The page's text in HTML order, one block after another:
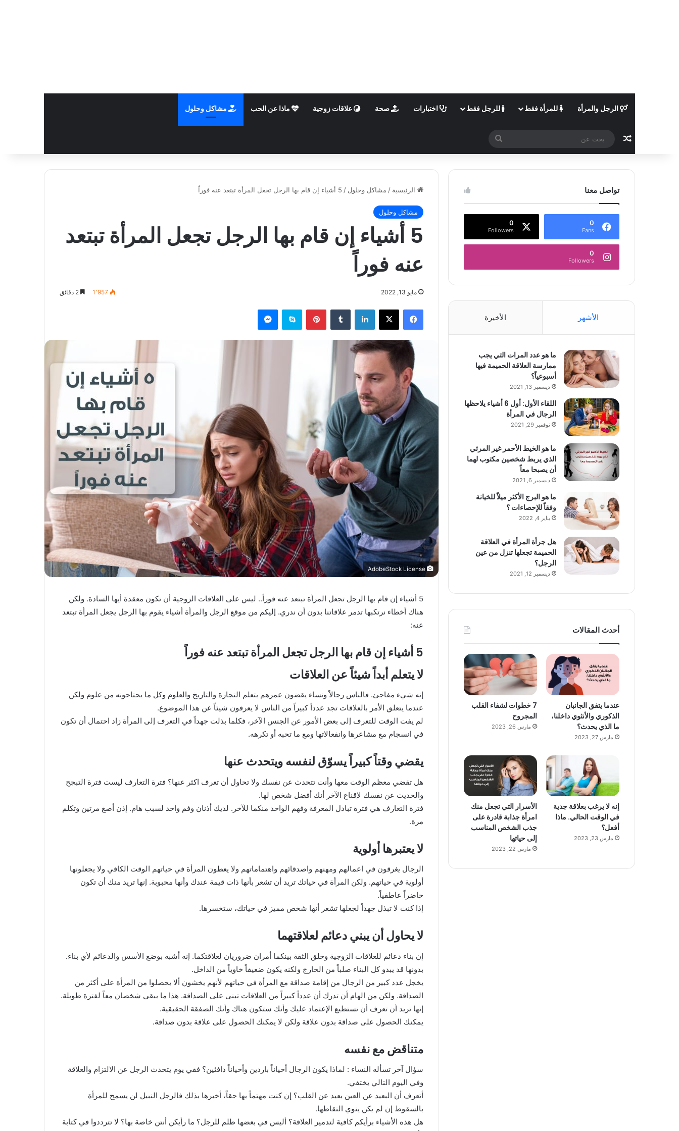
الرجل والمرأة للمرأة فقط للرجل فقط اختبارات صحة علاقات زوجية ماذا عن الحب مشاكل وحلول
مقال عشوائي
بحث
عن
الرئيسية / مشاكل وحلول / 5 أشياء إن قام بها الرجل تجعل المرأة تبتعد عنه فوراً
مشاكل وحلول
5 أشياء إن قام بها الرجل تجعل المرأة تبتعد
عنه فوراً
مايو 13, 2022 1٬957
فيسبوك X لينكدإن بينتيريستسكايب ماسنجر
5 أشياء إن قام بها الرجل تجعل المرأة تبتعد عنه فوراً.. ليس على العلاقات الزوجية أن تكون معقدة أيها السادة. ولكن
هناك أخطاء نرتكبها تدمر علاقاتنا بدون أن ندري. إليكم من موقع الرجل والمرأة أشياء يقوم بها الرجل يجعل المرأة تبتعد
عنه:
5 أشياء إن قام بها الرجل تجعل المرأة تبتعد عنه فوراً
لا يتعلم أبداً شيئاً عن العلاقات
إنه شيء مفاجئ. فالناس رجالاً ونساء يقضون عمرهم بتعلم التجارة والتاريخ والعلوم وكل ما يحتاجونه من علوم ولكن
عندما يتعلق الأمر بالعلاقات تجد عدداً كبيراً من الناس لا يعرفون شيئاً عن هذا الموضوع.
لم يفت الوقت للتعرف إلى بعض الأمور عن الجنس الآخر، فكلما بذلت جهداً في التعرف إلى المرأة زاد احتمال أن تكون
في انسجام مع مشاعرها وانفعالاتها ومع ما تحبه أو تكرهه.
يقضي وقتاً كبيراً يسوّق لنفسه ويتحدث عنها
هل تقضي معظم الوقت معها وأنت تتحدث عن نفسك ولا تحاول أن تعرف اكثر عنها؟ فترة التعارف ليست فترة التبجح
والحديث عن نفسك لإقناع الآخر أنك أفضل شخص لها.
فترة التعارف هي فترة تبادل المعرفة وفهم الواحد منكما للآخر. لديك أذنان وفم واحد لسبب هام. إذن أصغ مرتين وتكلم
مرة.
لا يعتبرها أولوية
الرجال يغرقون في اعمالهم ومهنهم واصدقائهم واهتماماتهم ولا يعطون المرأة في حياتهم الوقت الكافي ولا يجعلونها
أولوية في حياتهم. ولكن المرأة في حياتك تريد أن تشعر بأنها ذات قيمة عندك وأنها محبوبة. إنها تريد منك أن تكون
حاضراً عاطفياً.
إذا كنت لا تبذل جهداً لجعلها تشعر أنها شخص مميز في حياتك، ستخسرها.
لا يحاول أن يبني دعائم لعلاقتهما
إن بناء دعائم للعلاقات الزوجية وخلق الثقة بينكما أمران ضروريان لعلاقتكما. إنه أشبه بوضع الأسس والدعائم لأي بناء.
بدونها قد يبدو كل البناء صلباً من الخارج ولكنه يكون ضعيفاً خاوياً من الداخل.
يخجل عدد كبير من الرجال من إقامة صداقة مع المرأة في حياتهم لأنهم يخشون ألا يحصلوا من المرأة على أكثر من
الصداقة. ولكن من الهام أن تدرك أن عدداً كبيراً من العلاقات تبنى على الصداقة. هذا ما يبقي شخصان معاً لفترة طويلة.
إنها تريد أن تعرف أن تستطيع الإعتماد عليك وأنك ستكون هناك وأنك الصفقة الحقيقية.
يمكنك الحصول على صداقة بدون علاقة ولكن لا يمكنك الحصول على علاقة بدون صداقة.
متناقض مع نفسه
سؤال آخر تسأله النساء : لماذا يكون الرجال أحياناً باردين وأحياناً دافئين؟ ففي يوم يتحدث الرجل عن الالتزام والعلاقة
وفي اليوم التالي يختفي.
أتعرف أن البعيد عن العين بعيد عن القلب؟ إن كنت مهتماً بها حقاً، أخبرها بذلك فالرجل النبيل لن يسمح للمرأة
بالسقوط إن لم يكن ينوي التقاطها.
هل هذه الأشياء برأيكم كافية لتدمير العلاقة؟ أليس في بعضها ظلم للرجل؟ ما رأيكن أنتن خاصة بها؟ لا تترددوا في كتابة
تواصل معنا
0
Fans
0
Followers
0
Followers
الأشهر الأخيرة
ما هو عدد المرات التي يجب
ممارسة العلاقة الحميمة فيها
أسبوعياً؟
ديسمبر 13, 2021
اللقاء الأول: أول 6 أشياء يلاحظها
الرجال في المرأة
نوفمبر 29, 2021
ما هو الخيط الأحمر غير المرئي
الذي يربط شخصين مكتوب لهما
أن يصبحا معاً
ديسمبر 6, 2021
ما هو البرج الأكثر ميلاً للخيانة
وفقاً للإحصاءات ؟
يناير 4, 2022
هل جرأة المرأة في العلاقة
الحميمة تجعلها تنزل من عين
الرجل؟
ديسمبر 12, 2021
أحدث المقالات
عندما يتفق الجانبان
الذكوري والأنثوي داخلنا،
ما الذي يحدث؟
مارس 27, 2023
7 خطوات لشفاء القلب
المجروح
مارس 26, 2023
إنه لا يرغب بعلاقة جدية
في الوقت الحالي. ماذا
أفعل؟
مارس 23, 2023
الأسرار التي تجعل منك
امرأة جذابة قادرة على
جذب الشخص المناسب
إلى حياتها
مارس 22, 2023